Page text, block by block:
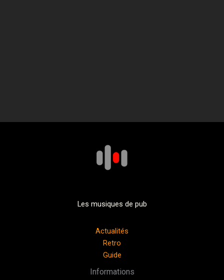
Les musiques de pub
Actualités
Retro
Guide
Informations